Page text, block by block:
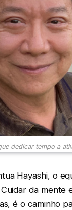
dedicar tempo a
Hayashi, o
da
é o caminho